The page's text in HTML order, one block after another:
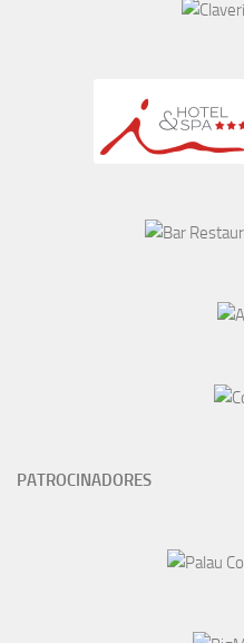
PATROCINADORES